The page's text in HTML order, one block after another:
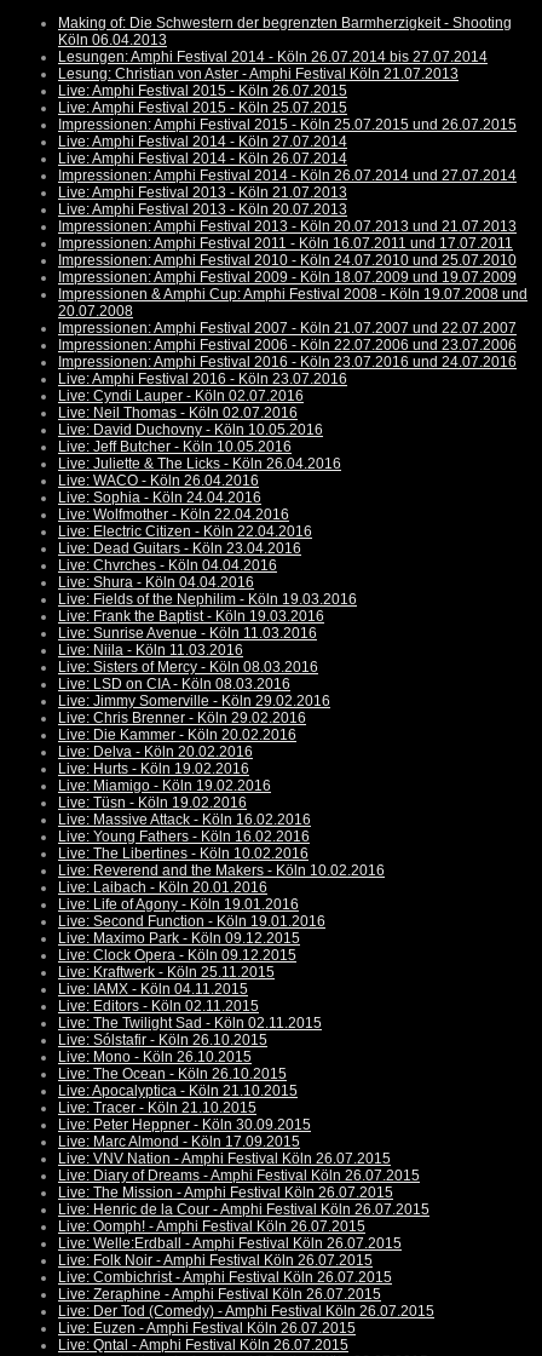
Making of: Die Schwestern der begrenzten Barmherzigkeit - Shooting
Köln 06.04.2013
Lesungen: Amphi Festival 2014 - Köln 26.07.2014 bis 27.07.2014
Lesung: Christian von Aster - Amphi Festival Köln 21.07.2013
Live: Amphi Festival 2015 - Köln 26.07.2015
Live: Amphi Festival 2015 - Köln 25.07.2015
Impressionen: Amphi Festival 2015 - Köln 25.07.2015 und 26.07.2015
Live: Amphi Festival 2014 - Köln 27.07.2014
Live: Amphi Festival 2014 - Köln 26.07.2014
Impressionen: Amphi Festival 2014 - Köln 26.07.2014 und 27.07.2014
Live: Amphi Festival 2013 - Köln 21.07.2013
Live: Amphi Festival 2013 - Köln 20.07.2013
Impressionen: Amphi Festival 2013 - Köln 20.07.2013 und 21.07.2013
Impressionen: Amphi Festival 2011 - Köln 16.07.2011 und 17.07.2011
Impressionen: Amphi Festival 2010 - Köln 24.07.2010 und 25.07.2010
Impressionen: Amphi Festival 2009 - Köln 18.07.2009 und 19.07.2009
Impressionen & Amphi Cup: Amphi Festival 2008 - Köln 19.07.2008 und
20.07.2008
Impressionen: Amphi Festival 2007 - Köln 21.07.2007 und 22.07.2007
Impressionen: Amphi Festival 2006 - Köln 22.07.2006 und 23.07.2006
Impressionen: Amphi Festival 2016 - Köln 23.07.2016 und 24.07.2016
Live: Amphi Festival 2016 - Köln 23.07.2016
Live: Cyndi Lauper - Köln 02.07.2016
Live: Neil Thomas - Köln 02.07.2016
Live: David Duchovny - Köln 10.05.2016
Live: Jeff Butcher - Köln 10.05.2016
Live: Juliette & The Licks - Köln 26.04.2016
Live: WACO - Köln 26.04.2016
Live: Sophia - Köln 24.04.2016
Live: Wolfmother - Köln 22.04.2016
Live: Electric Citizen - Köln 22.04.2016
Live: Dead Guitars - Köln 23.04.2016
Live: Chvrches - Köln 04.04.2016
Live: Shura - Köln 04.04.2016
Live: Fields of the Nephilim - Köln 19.03.2016
Live: Frank the Baptist - Köln 19.03.2016
Live: Sunrise Avenue - Köln 11.03.2016
Live: Niila - Köln 11.03.2016
Live: Sisters of Mercy - Köln 08.03.2016
Live: LSD on CIA - Köln 08.03.2016
Live: Jimmy Somerville - Köln 29.02.2016
Live: Chris Brenner - Köln 29.02.2016
Live: Die Kammer - Köln 20.02.2016
Live: Delva - Köln 20.02.2016
Live: Hurts - Köln 19.02.2016
Live: Miamigo - Köln 19.02.2016
Live: Tüsn - Köln 19.02.2016
Live: Massive Attack - Köln 16.02.2016
Live: Young Fathers - Köln 16.02.2016
Live: The Libertines - Köln 10.02.2016
Live: Reverend and the Makers - Köln 10.02.2016
Live: Laibach - Köln 20.01.2016
Live: Life of Agony - Köln 19.01.2016
Live: Second Function - Köln 19.01.2016
Live: Maximo Park - Köln 09.12.2015
Live: Clock Opera - Köln 09.12.2015
Live: Kraftwerk - Köln 25.11.2015
Live: IAMX - Köln 04.11.2015
Live: Editors - Köln 02.11.2015
Live: The Twilight Sad - Köln 02.11.2015
Live: Sólstafir - Köln 26.10.2015
Live: Mono - Köln 26.10.2015
Live: The Ocean - Köln 26.10.2015
Live: Apocalyptica - Köln 21.10.2015
Live: Tracer - Köln 21.10.2015
Live: Peter Heppner - Köln 30.09.2015
Live: Marc Almond - Köln 17.09.2015
Live: VNV Nation - Amphi Festival Köln 26.07.2015
Live: Diary of Dreams - Amphi Festival Köln 26.07.2015
Live: The Mission - Amphi Festival Köln 26.07.2015
Live: Henric de la Cour - Amphi Festival Köln 26.07.2015
Live: Oomph! - Amphi Festival Köln 26.07.2015
Live: Welle:Erdball - Amphi Festival Köln 26.07.2015
Live: Folk Noir - Amphi Festival Köln 26.07.2015
Live: Combichrist - Amphi Festival Köln 26.07.2015
Live: Zeraphine - Amphi Festival Köln 26.07.2015
Live: Der Tod (Comedy) - Amphi Festival Köln 26.07.2015
Live: Euzen - Amphi Festival Köln 26.07.2015
Live: Qntal - Amphi Festival Köln 26.07.2015